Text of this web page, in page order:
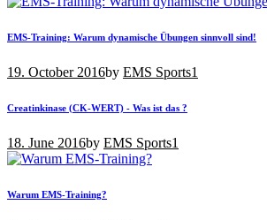
EMS-Training: Warum dynamische Übungen sinnvoll sind!
19. October 2016by EMS Sports1
Creatinkinase (CK-WERT) - Was ist das ?
18. June 2016by EMS Sports1
Warum EMS-Training?